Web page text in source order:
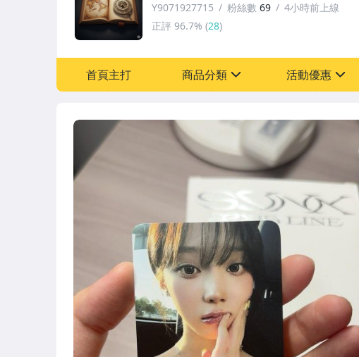
Y9071927715 粉絲數 69
4小時前上線
正評 96.7% (28)
首頁主打 商品分類 活動優惠